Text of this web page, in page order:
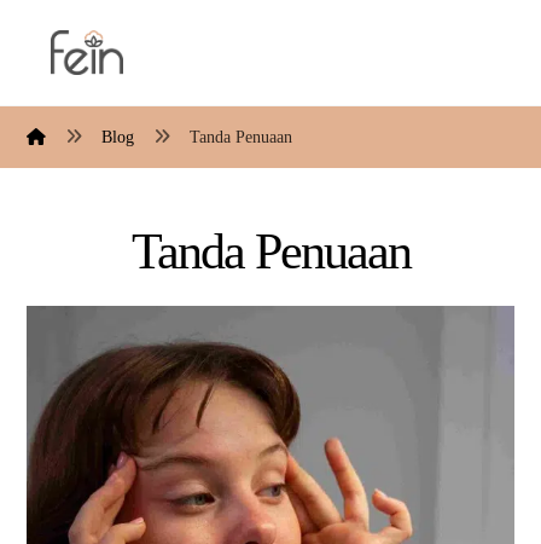
Blog Tanda Penuaan
Tanda Penuaan